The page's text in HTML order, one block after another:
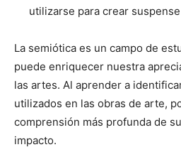
utilizarse para crear
La semiótica es un campo de
puede enriquecer nuestra
las artes. Al aprender a
utilizados en las obras de arte,
comprensión más profunda de
impacto.